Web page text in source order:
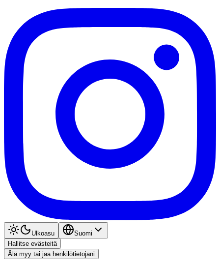
Ulkoasu
Suomi
Hallitse evästeitä
Älä myy tai jaa henkilötietojani